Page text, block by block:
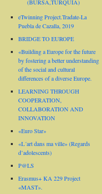
(BURSA,TURQUÍA)
eTwinning Project.Tradate-La
Puebla de Cazalla, 2019
BRIDGE TO EUROPE
«Building a Europe for the future
by fostering a better understanding
of the social and cultural
differences of a diverse Europe.
LEARNING THROUGH
COOPERATION,
COLLABORATION AND
INNOVATION
«Euro Star»
«L´art dans ma ville» (Regards
d’adolescents)
P@LS
Erasmus+ KA 229 Project
«MAST».